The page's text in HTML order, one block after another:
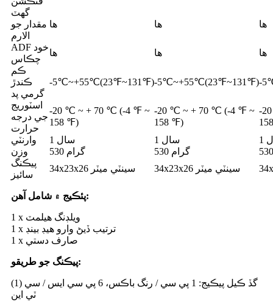
گھٽ
مقدار جو
الارم
ها ها ها
ADF خود
چڪاس
ها ها
ها
ڪم
ڪندڙ
گرمي پد
-5℃~+55℃(23℉~131℉)-5℃~+55℃(23℉~131℉)-
اسٽوريج
جي درجه
حرارت
-20 ℃ ~ + 70 ℃ (-4 ℉ ~
158 ℉)
-20 ℃ ~ + 70 ℃ (-4 ℉ ~
158 ℉)
-
وارنٽي
1 سال 1 سال
وزن
530 گرام
530 گرام
پيڪنگ
سائيز
34x23x26 ​​سينٽي ميٽر 34x23x26 ​​سينٽي ميٽر
پئڪيج ۾ شامل آهن:
1 x ويلڊنگ هيلمٽ
1 x ترتيب ڏيڻ وارو هيڊ بينڊ
1 x صارف دستي
پيڪنگ جو طريقو:
(1) گڏ ڪيل پيڪيج: 1 پي سي / رنگ باڪس، 6 پي سي ايس / سي
ٽي اين